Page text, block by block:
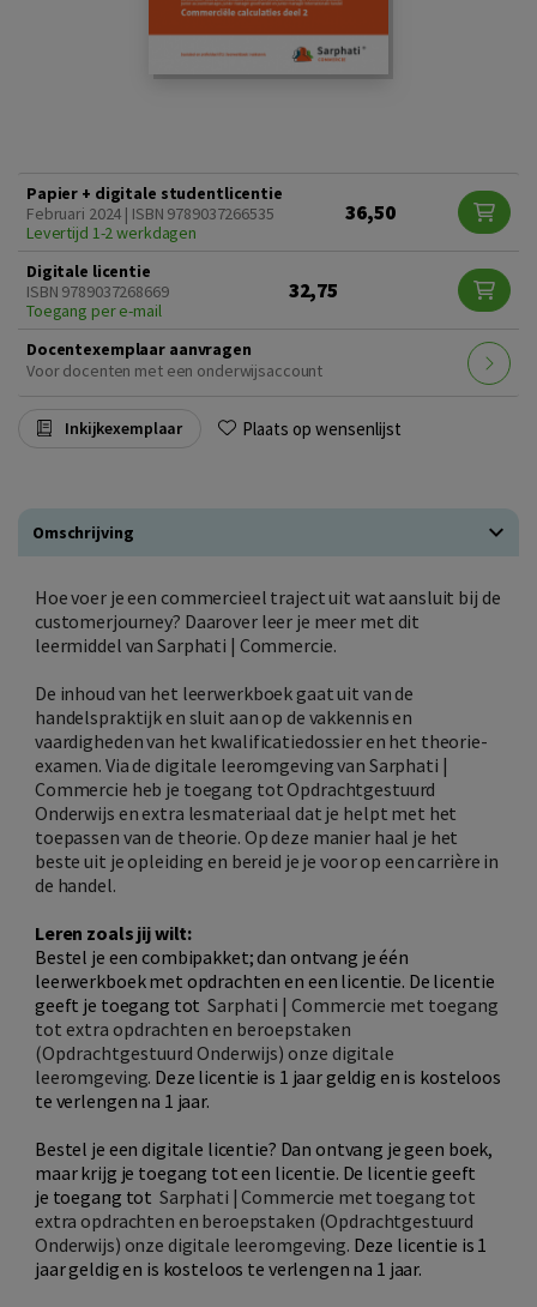
Papier + digitale studentlicentie
Februari 2024 | ISBN 9789037266535
Levertijd 1-2 werkdagen
36,50
Digitale licentie
ISBN 9789037268669
Toegang per e-mail
32,75
Docentexemplaar aanvragen
Voor docenten met een onderwijsaccount
Inkijkexemplaar Plaats op wensenlijst
Omschrijving
Hoe voer je een commercieel traject uit wat aansluit bij de
customerjourney? Daarover leer je meer met dit
leermiddel van Sarphati | Commercie.
De inhoud van het leerwerkboek gaat uit van de
handelspraktijk en sluit aan op de vakkennis en
vaardigheden van het kwalificatiedossier en het theorie-
examen. Via de digitale leeromgeving van Sarphati |
Commercie heb je toegang tot Opdrachtgestuurd
Onderwijs en extra lesmateriaal dat je helpt met het
toepassen van de theorie. Op deze manier haal je het
beste uit je opleiding en bereid je je voor op een carrière in
de handel.
Leren zoals jij wilt:
Bestel je een combipakket; dan ontvang je één
leerwerkboek met opdrachten en een licentie. De licentie
geeft je toegang tot Sarphati | Commercie met toegang
tot extra opdrachten en beroepstaken
(Opdrachtgestuurd Onderwijs) onze digitale
leeromgeving. Deze licentie is 1 jaar geldig en is kosteloos
te verlengen na 1 jaar.
Bestel je een digitale licentie? Dan ontvang je geen boek,
maar krijg je toegang tot een licentie. De licentie geeft
je toegang tot Sarphati | Commercie met toegang tot
extra opdrachten en beroepstaken (Opdrachtgestuurd
Onderwijs) onze digitale leeromgeving. Deze licentie is 1
jaar geldig en is kosteloos te verlengen na 1 jaar.